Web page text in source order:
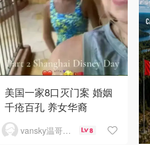
美国一家8口灭门案 婚姻
千疮百孔 养女华裔
vansky温哥华天空 8